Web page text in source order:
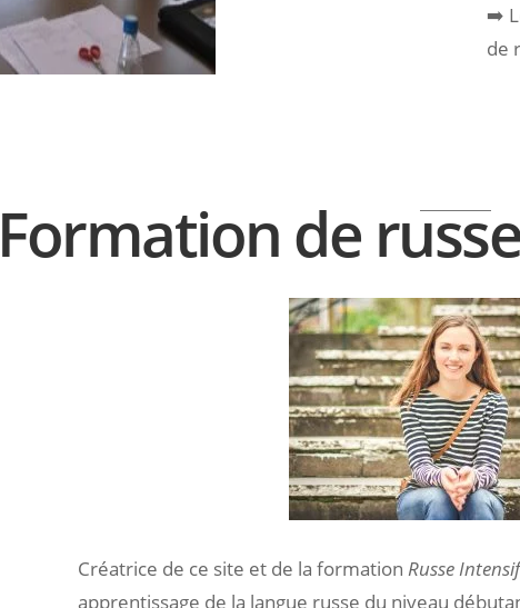
➡️
de
Formation de
Créatrice de ce site et de la formation Russe Intensif
apprentissage de la langue russe du niveau